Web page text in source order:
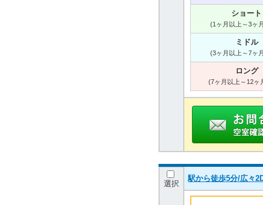
ショート
(1ヶ月以上～3ヶ
ミドル
(3ヶ月以上～7ヶ
ロング
(7ヶ月以上～12ヶ
選択
駅から徒歩5分/広々